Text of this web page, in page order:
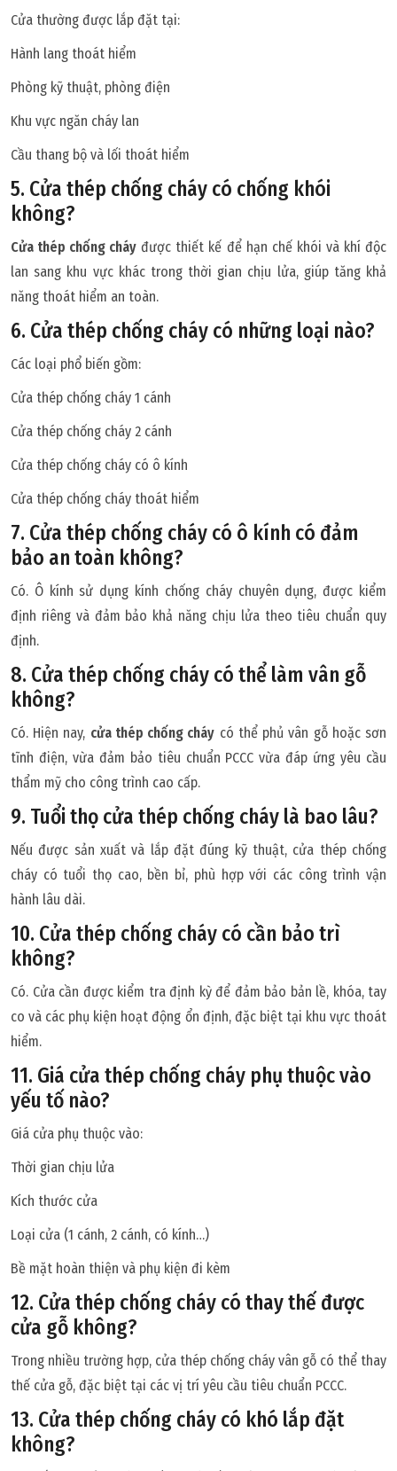
Cửa thường được lắp đặt tại:
Hành lang thoát hiểm
Phòng kỹ thuật, phòng điện
Khu vực ngăn cháy lan
Cầu thang bộ và lối thoát hiểm
5. Cửa thép chống cháy có chống khói
không?
Cửa thép chống cháy được thiết kế để hạn chế khói và khí độc
lan sang khu vực khác trong thời gian chịu lửa, giúp tăng khả
năng thoát hiểm an toàn.
6. Cửa thép chống cháy có những loại nào?
Các loại phổ biến gồm:
Cửa thép chống cháy 1 cánh
Cửa thép chống cháy 2 cánh
Cửa thép chống cháy có ô kính
Cửa thép chống cháy thoát hiểm
7. Cửa thép chống cháy có ô kính có đảm
bảo an toàn không?
Có. Ô kính sử dụng kính chống cháy chuyên dụng, được kiểm
định riêng và đảm bảo khả năng chịu lửa theo tiêu chuẩn quy
định.
8. Cửa thép chống cháy có thể làm vân gỗ
không?
Có. Hiện nay, cửa thép chống cháy có thể phủ vân gỗ hoặc sơn
tĩnh điện, vừa đảm bảo tiêu chuẩn PCCC vừa đáp ứng yêu cầu
thẩm mỹ cho công trình cao cấp.
9. Tuổi thọ cửa thép chống cháy là bao lâu?
Nếu được sản xuất và lắp đặt đúng kỹ thuật, cửa thép chống
cháy có tuổi thọ cao, bền bỉ, phù hợp với các công trình vận
hành lâu dài.
10. Cửa thép chống cháy có cần bảo trì
không?
Có. Cửa cần được kiểm tra định kỳ để đảm bảo bản lề, khóa, tay
co và các phụ kiện hoạt động ổn định, đặc biệt tại khu vực thoát
hiểm.
11. Giá cửa thép chống cháy phụ thuộc vào
yếu tố nào?
Giá cửa phụ thuộc vào:
Thời gian chịu lửa
Kích thước cửa
Loại cửa (1 cánh, 2 cánh, có kính…)
Bề mặt hoàn thiện và phụ kiện đi kèm
12. Cửa thép chống cháy có thay thế được
cửa gỗ không?
Trong nhiều trường hợp, cửa thép chống cháy vân gỗ có thể thay
thế cửa gỗ, đặc biệt tại các vị trí yêu cầu tiêu chuẩn PCCC.
13. Cửa thép chống cháy có khó lắp đặt
không?